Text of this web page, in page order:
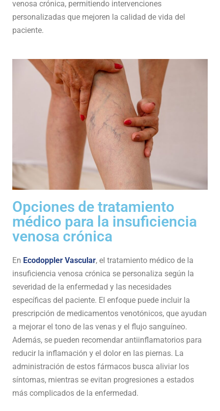
venosa crónica, permitiendo intervenciones
personalizadas que mejoren la calidad de vida del
paciente.
Opciones de tratamiento
médico para la insuficiencia
venosa crónica
En Ecodoppler Vascular, el tratamiento médico de la
insuficiencia venosa crónica se personaliza según la
severidad de la enfermedad y las necesidades
específicas del paciente. El enfoque puede incluir la
prescripción de medicamentos venotónicos, que ayudan
a mejorar el tono de las venas y el flujo sanguíneo.
Además, se pueden recomendar antiinflamatorios para
reducir la inflamación y el dolor en las piernas. La
administración de estos fármacos busca aliviar los
síntomas, mientras se evitan progresiones a estados
más complicados de la enfermedad.